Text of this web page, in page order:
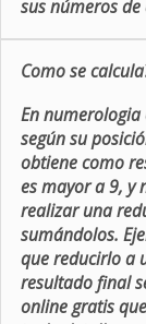
sus números
Como se
En
según su
obtiene como
es mayor a 9, y
realizar una
sumándolos.
que reducirlo a
resultado final
online gratis